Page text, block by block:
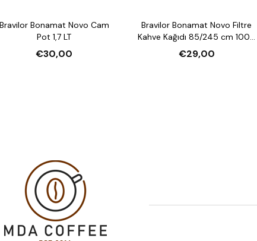
Bravilor Bonamat Novo Cam
Pot 1,7 LT
€30,00
Bravilor Bonamat Novo Filtre
Kahve Kağıdı 85/245 cm 1000
Adet
€29,00